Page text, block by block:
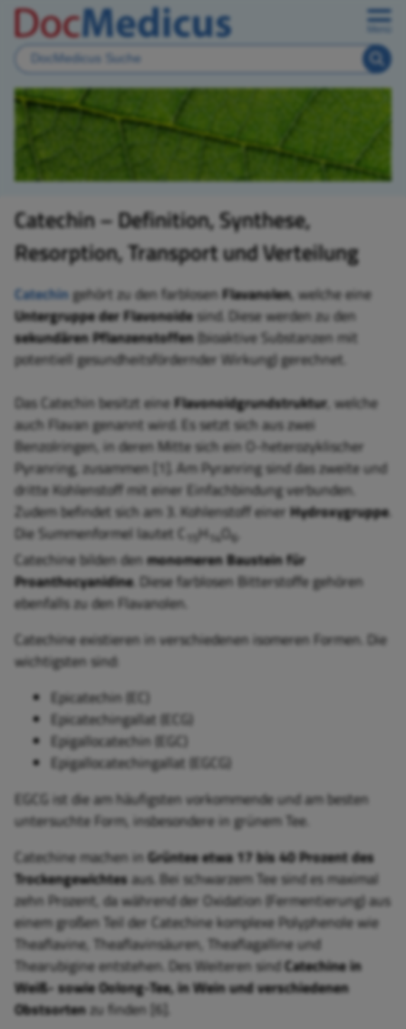
Catechin – Definition, Synthese,
Resorption, Transport und Verteilung
Catechingehört zu den farblosenFlavanolen, welche eine
Untergruppe der Flavonoidesind. Diese werden zu den
sekundären Pflanzenstoffen(bioaktive Substanzen mit
potentiell gesundheitsfördernder Wirkung) gerechnet.
Das Catechin besitzt eineFlavonoidgrundstruktur , welche
auch Flavan genannt wird. Es setzt sich aus zwei
Benzolringen, in deren Mitte sich ein O-heterozyklischer
Pyranring, zusammen [1]. Am Pyranring sind das zweite und
dritte Kohlenstoff mit einer Einfachbindung verbunden.
Zudem befindet sich am 3. Kohlenstoff einerHydroxygruppe.
Die Summenformel lautet C 15H 14O6.
Catechine bilden denmonomeren Baustein für
Proanthocyanidine. Diese farblosen Bitterstoffe gehören
ebenfalls zu den Flavanolen.
Catechine existieren in verschiedenen isomeren Formen. Die
wichtigsten sind:
Epicatechin (EC)
Epicatechingallat (ECG)
Epigallocatechin (EGC)
Epigallocatechingallat (EGCG)
EGCG ist die am häufigsten vorkommende und am besten
untersuchte Form, insbesondere in grünem Tee.
Catechine machen inGrüntee etwa 17 bis 40 Prozent des
Trockengewichtesaus. Bei schwarzem Tee sind es maximal
zehn Prozent, da während der Oxidation (Fermentierung) aus
einem großen Teil der Catechine komplexe Polyphenole wie
Theaflavine, Theaflavinsäuren, Theaflagalline und
Thearubigine entstehen. Des Weiteren sindCatechine in
Weiß- sowie Oolong-Tee, in Wein und verschiedenen
Obstsortenzu finden [6].